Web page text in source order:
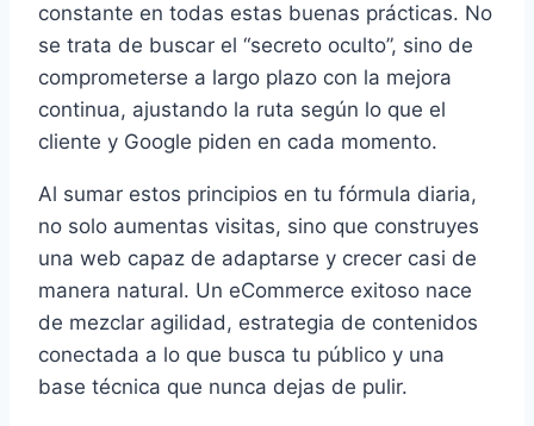
constante en todas estas buenas prácticas. No
se trata de buscar el “secreto oculto”, sino de
comprometerse a largo plazo con la mejora
continua, ajustando la ruta según lo que el
cliente y Google piden en cada momento.
Al sumar estos principios en tu fórmula diaria,
no solo aumentas visitas, sino que construyes
una web capaz de adaptarse y crecer casi de
manera natural. Un eCommerce exitoso nace
de mezclar agilidad, estrategia de contenidos
conectada a lo que busca tu público y una
base técnica que nunca dejas de pulir.